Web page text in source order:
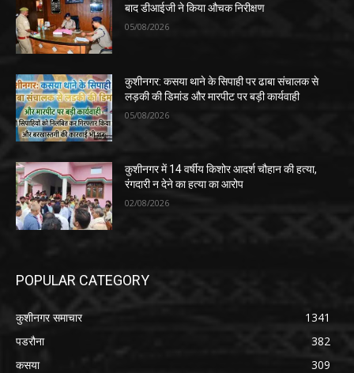
बाद डीआईजी ने किया औचक निरीक्षण
05/08/2026
कुशीनगर: कसया थाने के सिपाही पर ढाबा संचालक से
लड़की की डिमांड और मारपीट पर बड़ी कार्यवाही
05/08/2026
कुशीनगर में 14 वर्षीय किशोर आदर्श चौहान की हत्या,
रंगदारी न देने का हत्या का आरोप
02/08/2026
POPULAR CATEGORY
कुशीनगर समाचार
1341
पडरौना
382
कसया
309